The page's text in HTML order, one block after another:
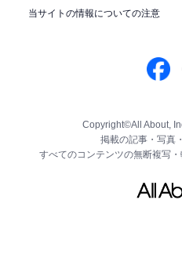
当サイトの情報についての注意
Copyright©All About,
掲載の記事・写真
すべてのコンテンツの無断複写